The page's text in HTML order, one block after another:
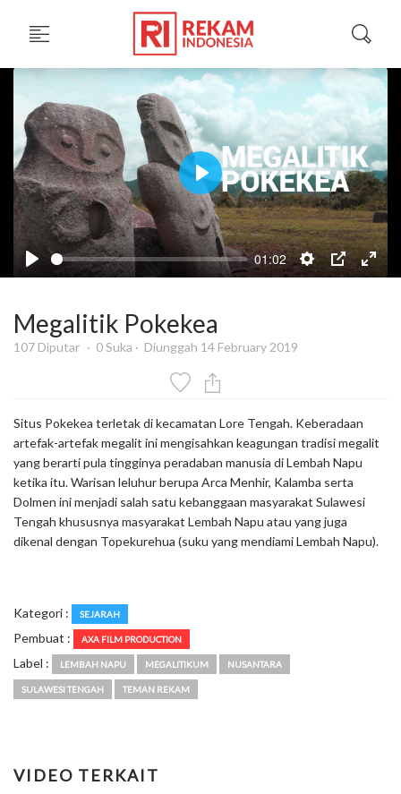
01:02
Play
Megalitik Pokekea
107 Diputar 0 Suka Diunggah 14 February 2019
Situs Pokekea terletak di kecamatan Lore Tengah. Keberadaan
artefak-artefak megalit ini mengisahkan keagungan tradisi megalit
yang berarti pula tingginya peradaban manusia di Lembah Napu
ketika itu. Warisan leluhur berupa Arca Menhir, Kalamba serta
Dolmen ini menjadi salah satu kebanggaan masyarakat Sulawesi
Tengah khususnya masyarakat Lembah Napu atau yang juga
dikenal dengan Topekurehua (suku yang mendiami Lembah Napu).
Kategori : SEJARAH
Pembuat : AXA FILM PRODUCTION
Label : LEMBAH NAPU MEGALITIKUM NUSANTARA
SULAWESI TENGAH TEMAN REKAM
VIDEO TERKAIT